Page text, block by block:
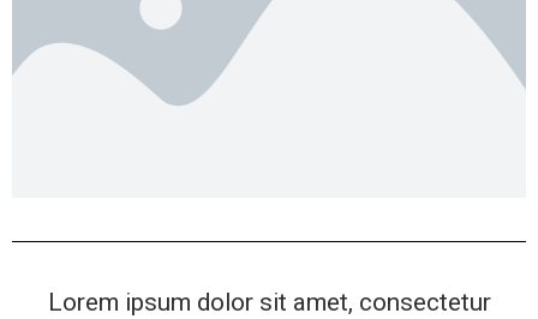
Lorem ipsum dolor sit amet, consectetur